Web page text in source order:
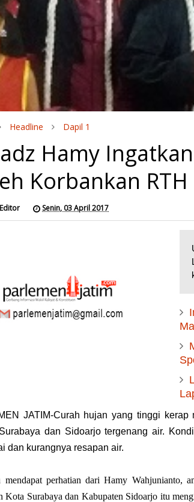
Headline Dapil 1
Hamy
Korbankan RTH
Editor Senin, 03 April 2017
JATIM-Curah hujan yang tinggi
dan Sidoarjo tergenang air.
dan kurangnya resapan air.
mendapat perhatian dari Hamy Wahjunianto,
Kota Surabaya dan Kabupaten Sidoarjo itu